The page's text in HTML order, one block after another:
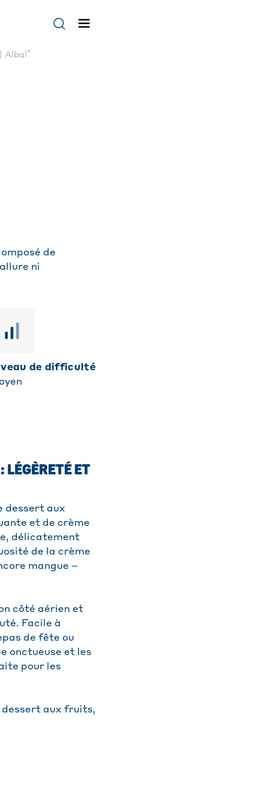
Albal ®
de
ni
de difficulté
ET
dessert aux
et de crème
délicatement
de la crème
mangue –
côté aérien et
Facile à
de fête ou
onctueuse et les
pour les
dessert aux fruits,